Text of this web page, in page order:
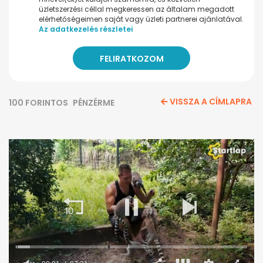
üzletszerzési céllal megkeressen az általam megadott
elérhetőségeimen saját vagy üzleti partnerei ajánlatával.
Az adatkezelés részletei
100 FORINTOS PÉNZÉRME VISSZA A CÍMLAPRA